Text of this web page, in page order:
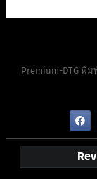
Premium-DTG พิ